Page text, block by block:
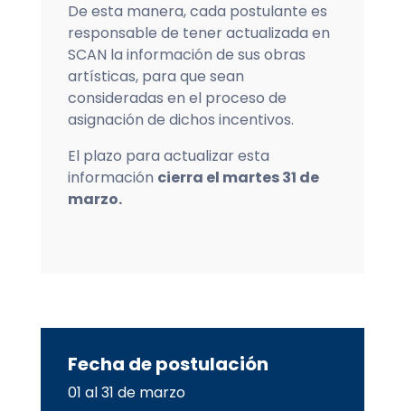
De esta manera, cada postulante es
responsable de tener actualizada en
SCAN la información de sus obras
artísticas, para que sean
consideradas en el proceso de
asignación de dichos incentivos.
El plazo para actualizar esta
información cierra el martes 31 de
marzo.
Fecha de postulación
01 al 31 de marzo